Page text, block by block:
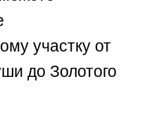
участку от
до Золотого